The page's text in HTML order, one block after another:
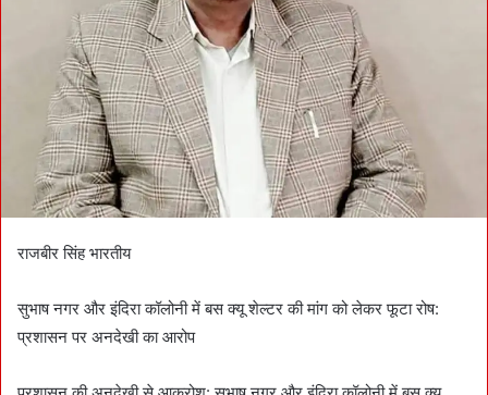
m
a
i
l
राजबीर सिंह भारतीय
सुभाष नगर और इंदिरा कॉलोनी में बस क्यू शेल्टर की मांग को लेकर फूटा रोष:
प्रशासन पर अनदेखी का आरोप